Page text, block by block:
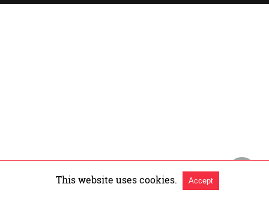
This website uses cookies. Accept